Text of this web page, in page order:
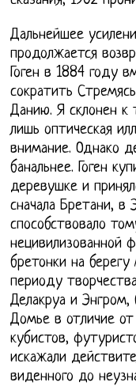
Дальнейшее
продолжается
Гоген в 1884 году
сократить
Данию. Я склонен к
лишь оптическая
внимание. Однако
банальнее. Гоген
деревушке и
сначала Бретани, в
способствовало
нецивилизованной
бретонки на
периоду
Делакруа и
Домье в отличие от
кубистов,
искажали
виденного до